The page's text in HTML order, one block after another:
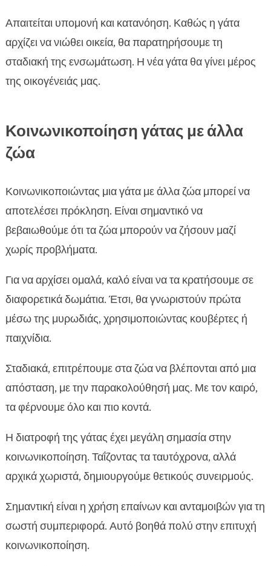
Απαιτείται υπομονή και κατανόηση. Καθώς η γάτα
αρχίζει να νιώθει οικεία, θα παρατηρήσουμε τη
σταδιακή της ενσωμάτωση. Η νέα γάτα θα γίνει μέρος
της οικογένειάς μας.
Κοινωνικοποίηση γάτας με άλλα
ζώα
Κοινωνικοποιώντας μια γάτα με άλλα ζώα μπορεί να
αποτελέσει πρόκληση. Είναι σημαντικό να
βεβαιωθούμε ότι τα ζώα μπορούν να ζήσουν μαζί
χωρίς προβλήματα.
Για να αρχίσει ομαλά, καλό είναι να τα κρατήσουμε σε
διαφορετικά δωμάτια. Έτσι, θα γνωριστούν πρώτα
μέσω της μυρωδιάς, χρησιμοποιώντας κουβέρτες ή
παιχνίδια.
Σταδιακά, επιτρέπουμε στα ζώα να βλέπονται από μια
απόσταση, με την παρακολούθησή μας. Με τον καιρό,
τα φέρνουμε όλο και πιο κοντά.
Η διατροφή της γάτας έχει μεγάλη σημασία στην
κοινωνικοποίηση. Ταΐζοντας τα ταυτόχρονα, αλλά
αρχικά χωριστά, δημιουργούμε θετικούς συνειρμούς.
Σημαντική είναι η χρήση επαίνων και ανταμοιβών για τη
σωστή συμπεριφορά. Αυτό βοηθά πολύ στην επιτυχή
κοινωνικοποίηση.